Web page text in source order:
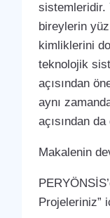
sistemleridir.
bireylerin
kimliklerini
teknolojik
açısından
aynı
açısından
Makalenin
Projeleriniz”